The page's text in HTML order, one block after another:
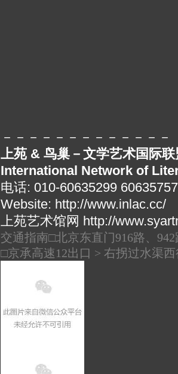
－－－－－－－－－－－－－
上苑 & 鸟巢－文学艺术国际
International Network of
电话: 010-60635299 60635757
Website: http://www.inlac.cc/
上苑艺术馆网 http://
交通指南□北京东直门916路、
□京承高速12出口 > 右拐过水渠